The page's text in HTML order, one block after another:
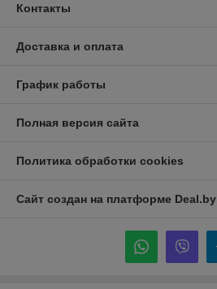
Контакты
Доставка и оплата
График работы
Полная версия сайта
Политика обработки cookies
Сайт создан на платформе Deal.by